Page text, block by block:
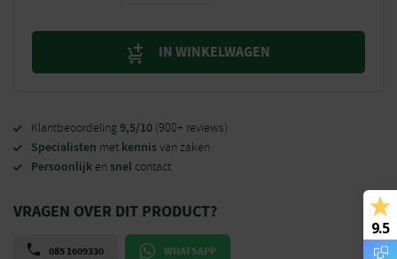
IN WINKELWAGEN
Klantbeoordeling9,5/10 (900+ reviews)
Specialisten met kennisvan zaken
Persoonlijk en snel contact
VRAGEN OVER DIT PRODUCT?
085 1609330 WHATSAPP
9.5